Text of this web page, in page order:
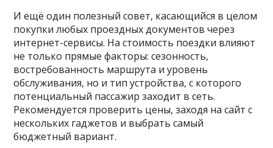
И ещё один полезный совет, касающийся в целом
покупки любых проездных документов через
интернет-сервисы. На стоимость поездки влияют
не только прямые факторы: сезонность,
востребованность маршрута и уровень
обслуживания, но и тип устройства, с которого
потенциальный пассажир заходит в сеть.
Рекомендуется проверить цены, заходя на сайт с
нескольких гаджетов и выбрать самый
бюджетный вариант.